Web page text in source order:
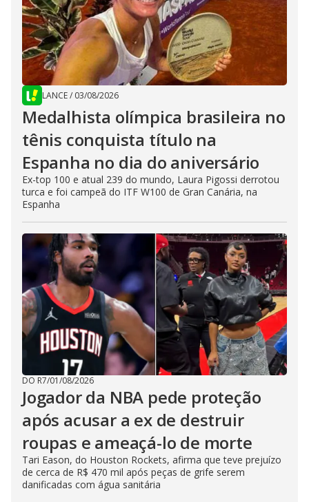
LANCE/ 03/08/2026
Medalhista olímpica brasileira no
tênis conquista título na
Espanha no dia do aniversário
Ex-top 100 e atual 239 do mundo, Laura Pigossi derrotou
turca e foi campeã do ITF W100 de Gran Canária, na
Espanha
DO R7/01/08/2026
Jogador da NBA pede proteção
após acusar a ex de destruir
roupas e ameaçá-lo de morte
Tari Eason, do Houston Rockets, afirma que teve prejuízo
de cerca de R$ 470 mil após peças de grife serem
danificadas com água sanitária